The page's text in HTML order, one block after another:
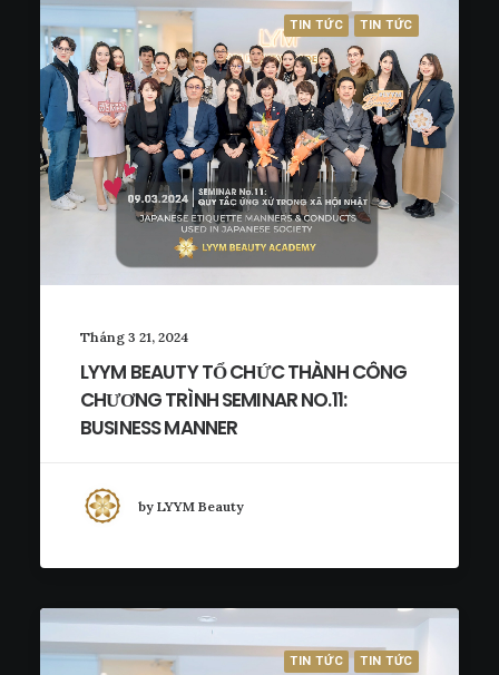
TIN TỨC TIN TỨC
Tháng 3 21, 2024
LYYM BEAUTY TỔ CHỨC THÀNH CÔNG
CHƯƠNG TRÌNH SEMINAR NO.11:
BUSINESS MANNER
by LYYM Beauty
TIN TỨC TIN TỨC